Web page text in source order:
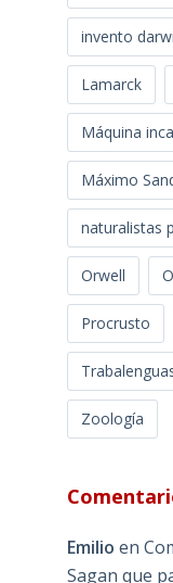
invento
Lamarck
Máquina
Máximo
naturalistas
Orwell
Procrusto
Zoología
Emilio en
Sagan que